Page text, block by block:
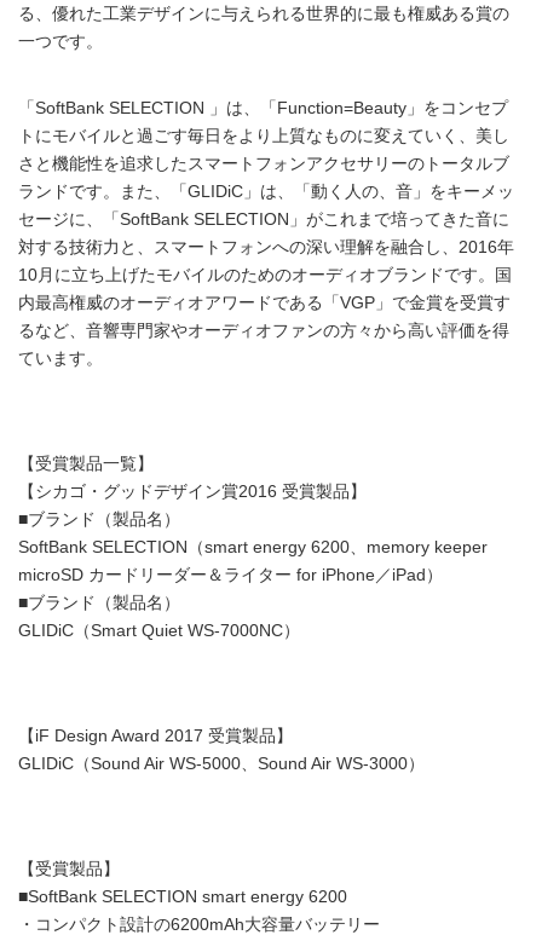
る、優れた工業デザインに与えられる世界的に最も権威ある賞の
一つです。
「SoftBank SELECTION 」は、「Function=Beauty」をコンセプ
トにモバイルと過ごす毎日をより上質なものに変えていく、美し
さと機能性を追求したスマートフォンアクセサリーのトータルブ
ランドです。また、「GLIDiC」は、「動く人の、音」をキーメッ
セージに、「SoftBank SELECTION」がこれまで培ってきた音に
対する技術力と、スマートフォンへの深い理解を融合し、2016年
10月に立ち上げたモバイルのためのオーディオブランドです。国
内最高権威のオーディオアワードである「VGP」で金賞を受賞す
るなど、音響専門家やオーディオファンの方々から高い評価を得
ています。
【受賞製品一覧】
【シカゴ・グッドデザイン賞2016 受賞製品】
■ブランド（製品名）
SoftBank SELECTION（smart energy 6200、memory keeper
microSD カードリーダー＆ライター for iPhone／iPad）
■ブランド（製品名）
GLIDiC（Smart Quiet WS-7000NC）
【iF Design Award 2017 受賞製品】
GLIDiC（Sound Air WS-5000、Sound Air WS-3000）
【受賞製品】
■SoftBank SELECTION smart energy 6200
・コンパクト設計の6200mAh大容量バッテリー